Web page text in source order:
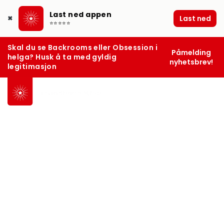
✖ Last ned appen
⭐⭐⭐⭐⭐ Last ned
Skal du se Backrooms eller Obsession i
helga? Husk å ta med gyldig
legitimasjon
Påmelding
nyhetsbrev!